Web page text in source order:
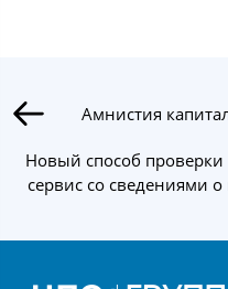
Амнистия
Новый способ проверки
сервис со сведениями